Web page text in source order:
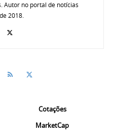
Autor no portal de notícias
2018.
Cotações
MarketCap